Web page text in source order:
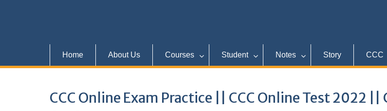
Home About Us Courses Student Notes Story CCC
CCC Online Exam Practice || CCC Online Test 2022 ||